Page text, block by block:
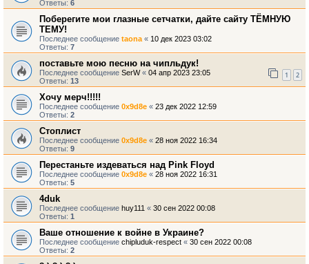
Ответы: 6
Поберегите мои глазные сетчатки, дайте сайту ТЁМНУЮ
ТЕМУ!
Последнее сообщение taona « 10 дек 2023 03:02
Ответы: 7
поставьте мою песню на чипльдук!
Последнее сообщение SerW« 04 апр 2023 23:05
Ответы: 13
1 2
Хочу мерч!!!!!
Последнее сообщение 0x9d8e « 23 дек 2022 12:59
Ответы: 2
Стоплист
Последнее сообщение 0x9d8e « 28 ноя 2022 16:34
Ответы: 9
Перестаньте издеваться над Pink Floyd
Последнее сообщение 0x9d8e « 28 ноя 2022 16:31
Ответы: 5
4duk
Последнее сообщение huy111 « 30 сен 2022 00:08
Ответы: 1
Ваше отношение к войне в Украине?
Последнее сообщение chipluduk-respect « 30 сен 2022 00:08
Ответы: 2